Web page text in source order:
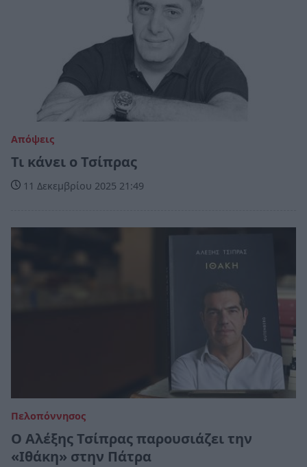
Απόψεις
Τι κάνει ο Τσίπρας
11 Δεκεμβρίου 2025 21:49
Πελοπόννησος
Ο Αλέξης Τσίπρας παρουσιάζει την
«Ιθάκη» στην Πάτρα